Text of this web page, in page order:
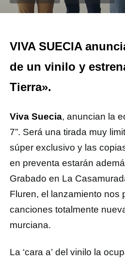
VIVA SUECIA
de un vinilo y
Tierra».
Viva Suecia, anuncian la
7”. Será una tirada muy
súper exclusivo y las
en preventa estarán
Grabado en La
Fluren, el lanzamiento nos
canciones totalmente
murciana.
La ‘cara a’ del vinilo la